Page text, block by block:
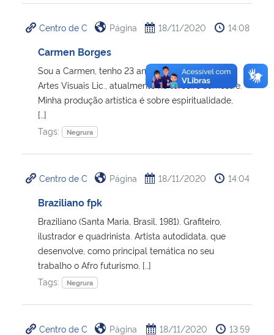
Centro de C Página 18/11/2020 14:08
Carmen Borges
Sou a Carmen, tenho 23 anos e estou cursando
Artes Visuais Lic., atualmente no terceiro semestre.
Minha produção artística é sobre espiritualidade,
[…]
Tags:
Negrura
Centro de C Página 18/11/2020 14:04
Braziliano fpk
Braziliano (Santa Maria, Brasil, 1981). Grafiteiro,
ilustrador e quadrinista. Artista autodidata, que
desenvolve, como principal temática no seu
trabalho o Afro futurismo, […]
Tags:
Negrura
Centro de C Página 18/11/2020 13:59